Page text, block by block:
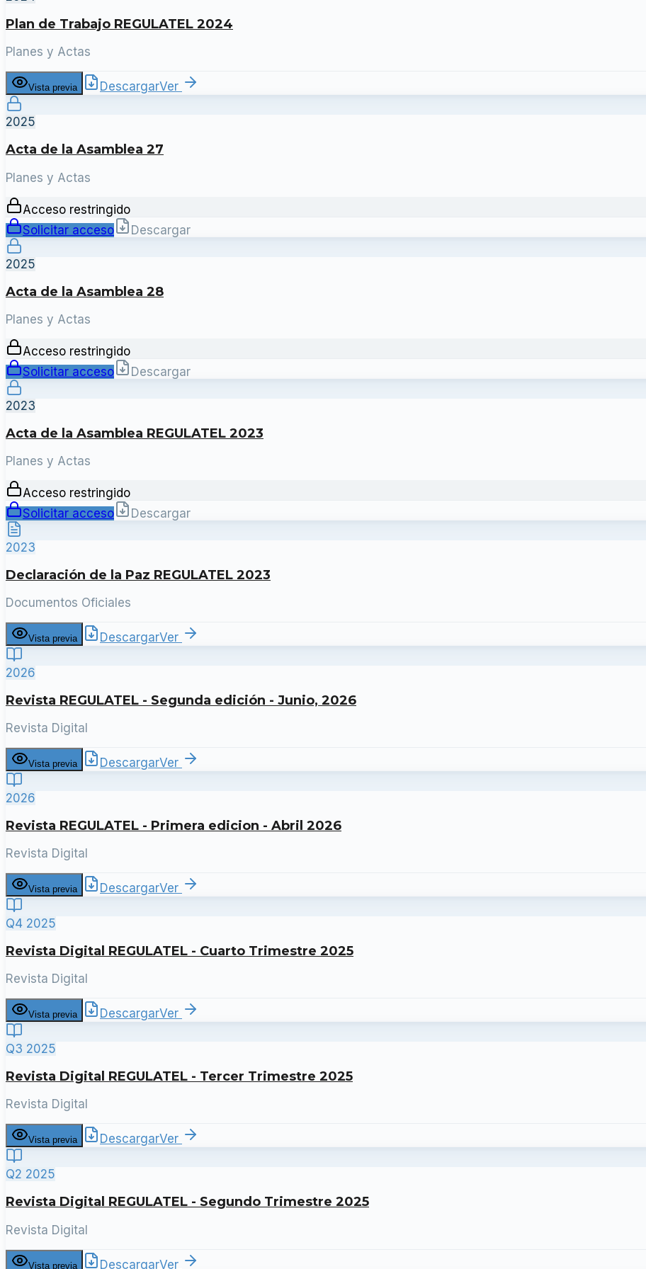
Plan de Trabajo REGULATEL 2024
Planes y Actas
Vista previa DescargarVer
2025
Acta de la Asamblea 27
Planes y Actas
Acceso restringido
Solicitar acceso
Descargar
2025
Acta de la Asamblea 28
Planes y Actas
Acceso restringido
Solicitar acceso
Descargar
2023
Acta de la Asamblea REGULATEL 2023
Planes y Actas
Acceso restringido
Solicitar acceso
Descargar
2023
Declaración de la Paz REGULATEL 2023
Documentos Oficiales
Vista previa DescargarVer
2026
Revista REGULATEL - Segunda edición - Junio, 2026
Revista Digital
Vista previa DescargarVer
2026
Revista REGULATEL - Primera edicion - Abril 2026
Revista Digital
Vista previa DescargarVer
Q4 2025
Revista Digital REGULATEL - Cuarto Trimestre 2025
Revista Digital
Vista previa DescargarVer
Q3 2025
Revista Digital REGULATEL - Tercer Trimestre 2025
Revista Digital
Vista previa DescargarVer
Q2 2025
Revista Digital REGULATEL - Segundo Trimestre 2025
Revista Digital
Vista previa DescargarVer